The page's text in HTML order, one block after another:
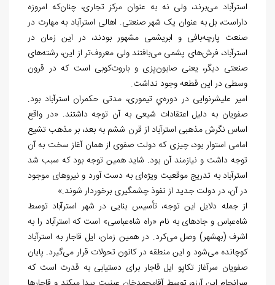
استرآباد میبرند، ولی نه به عنوان مرکز تجاری، چنانکه امروزه
داراست، بل به عنوان یک شهر صنعتی. اهالی استرآباد به مهارت در
صنعت پارچهبافی و ابریشمی مشهور بودند، در این زمان در
استرآباد، فرشهای پشمی میبافتند ولی معروفتر از این، رشتههای
صنعتی دیگر، یعنی صابونپزی و باروتکوبی است که در قرون
وسطی در این قطعه وجود نداشت.
امیر علیشرنوایی در دورهي تیموری، مدتی حکمران استرآباد بود.
صفویان به دلیل اعتقادات شیعی به آن توجه داشتند. «در واقع
اساس نگرش مذهبی استرآباد از قرن ششم به بعد، بر مذهب تشیع
امامی استوار بود، چیزی که دولت صفوی از همان آغاز سخت به آن
توجه داشت و نیازمند آن بود. شاید همین توجه بود که سبب شد
استرآباد به تدریج موقعیت ویژهای به دست آورد و نیروهای موجود
در آن، در دولت جدید از نفوذ چشمگیری برخوردار شوند.»
از جمله دلایل این توجه، تأسیس بنایی در شهر استرآباد توسط
شاهعباس و جادهای به نام «راه شاهعباسی» است که استرآباد را به
اشرف (بهشهر) وصل می‌کرد. در همین زمان، ایل قاجار به استرآباد
کوچانده می‌شود و این منطقه در کانون تحولات قرار می‌گیرد. پایان
صفویان سرآغاز تکاپو ایل قاجار برای دستیابی به قدرت است که